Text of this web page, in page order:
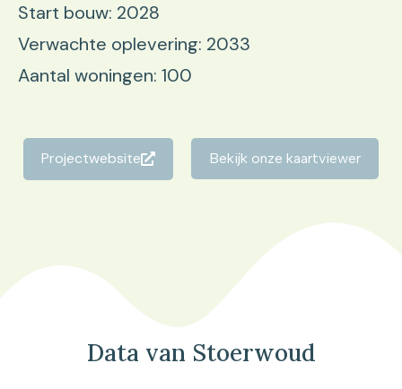
Start bouw: 2028
Verwachte oplevering: 2033
Aantal woningen: 100
Projectwebsite Bekijk onze kaartviewer
Data van Stoerwoud